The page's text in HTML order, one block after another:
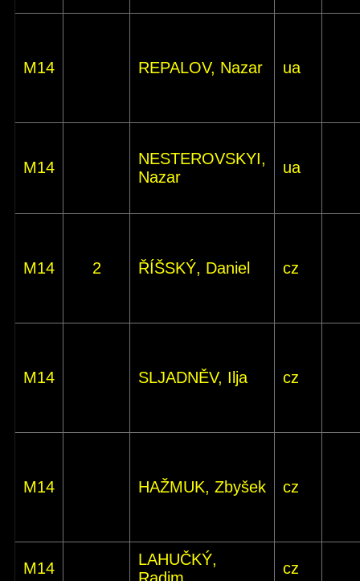
M14 REPALOV, Nazar ua
M14
NESTEROVSKYI,
Nazar
ua
M14 2 ŘÍŠSKÝ, Daniel cz
M14 SLJADNĚV, Ilja cz
M14 HAŽMUK, Zbyšek cz
M14
LAHUČKÝ,
cz